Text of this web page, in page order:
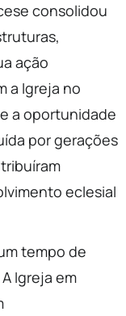
consolidou
ação
a Igreja no
a oportunidade
por gerações
eclesial
tempo de
Igreja em